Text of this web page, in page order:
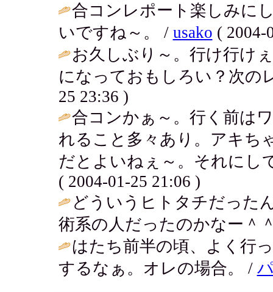
合コンレポート楽しみに
いですね～。 / usako ( 2004-
お久しぶり～。行け行け
になっておもしろい？次の
25 23:36 )
合コンかぁ～。行く前は
れること多々あり。アキち
だとよいねぇ～。それにし
( 2004-01-25 21:06 )
どういうヒトタチだった
術系の人だったのかなー＾
はたち前半の頃、よく行
するなぁ。オレの場合。 /